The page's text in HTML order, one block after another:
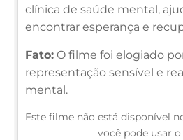
clínica de saúde mental,
encontrar esperança e
Fato: O filme foi elogiado
representação sensível e
mental.
Este filme não está disponível
você pode usar o